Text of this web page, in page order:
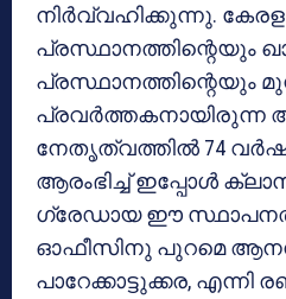
നിര്‍വ്വഹിക്കുന്നു.
പ്രസ്ഥാനത്തിന്റെയും
പ്രസ്ഥാനത്തിന്റെയും
പ്രവര്‍ത്തകനായിരുന്ന
നേതൃത്വത്തില്‍ 74
ആരംഭിച്ച് ഇപ്പോള്‍
ഗ്രേഡായ ഈ
ഓഫീസിനു പുറമെ
പാറേക്കാട്ടുക്കര,